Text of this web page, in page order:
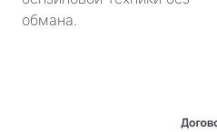
обмана.